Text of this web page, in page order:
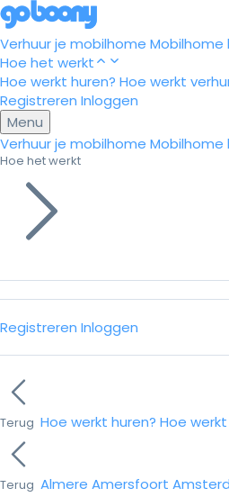
Verhuur je mobilhome Mobilhome
Hoe het werkt
Hoe werkt huren? Hoe werkt
Registreren Inloggen
Menu
Verhuur je mobilhome Mobilhome
Hoe het werkt
Registreren Inloggen
Terug Hoe werkt huren? Hoe
Terug Almere Amersfoort